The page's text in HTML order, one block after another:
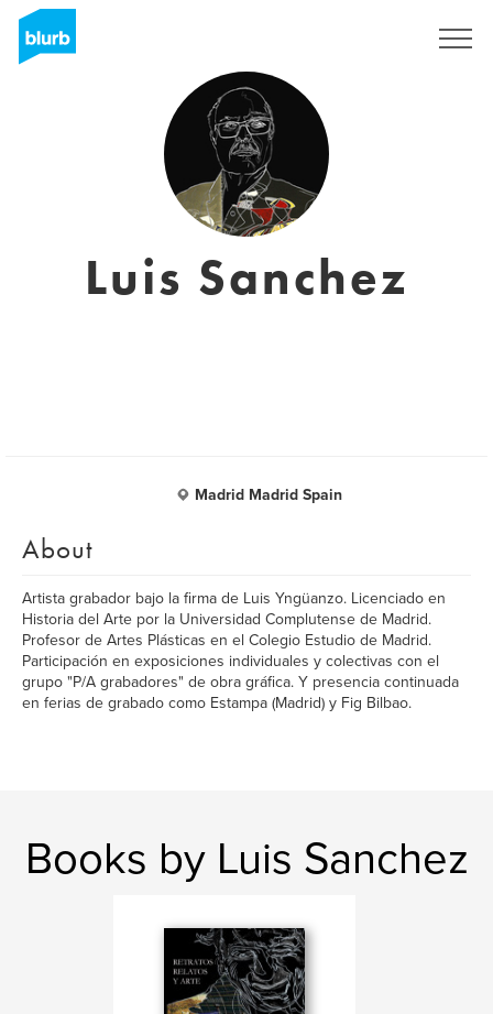
Luis Sanchez
Madrid Madrid Spain
About
Artista grabador bajo la firma de Luis Yngüanzo. Licenciado en
Historia del Arte por la Universidad Complutense de Madrid.
Profesor de Artes Plásticas en el Colegio Estudio de Madrid.
Participación en exposiciones individuales y colectivas con el
grupo "P/A grabadores" de obra gráfica. Y presencia continuada
en ferias de grabado como Estampa (Madrid) y Fig Bilbao.
Books by Luis Sanchez